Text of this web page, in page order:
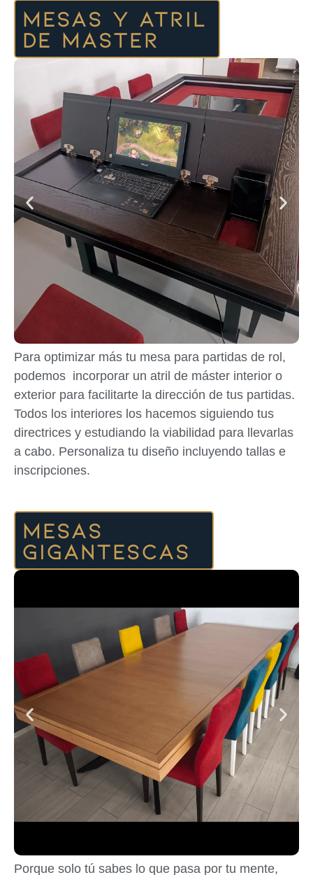
Mesas y atril
de máster
Para optimizar más tu mesa para partidas de rol,
podemos incorporar un atril de máster interior o
exterior para facilitarte la dirección de tus partidas.
Todos los interiores los hacemos siguiendo tus
directrices y estudiando la viabilidad para llevarlas
a cabo. Personaliza tu diseño incluyendo tallas e
inscripciones.
Mesas
gigantescas
Porque solo tú sabes lo que pasa por tu mente,